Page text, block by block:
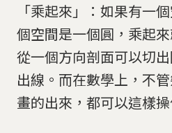
「乘起來」：如果有一
個空間是一個圓，乘起
從一個方向剖面可以切
出線。而在數學上，不
畫的出來，都可以這樣操